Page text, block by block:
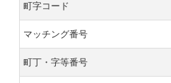
町字コード
マッチング番号
町丁・字等番号